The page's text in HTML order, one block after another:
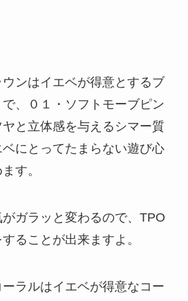
ンはイエベが得意とするブ
、０１・ソフトモーブピン
と立体感を与えるシマー質
にとってたまらない遊び心
す。
ガラッと変わるので、TPO
ることが出来ますよ。
ラルはイエベが得意なコー